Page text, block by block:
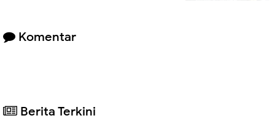
Komentar
Berita Terkini